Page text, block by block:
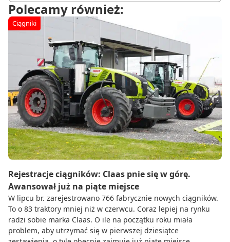
Polecamy również:
Ciągniki
Rejestracje ciągników: Claas pnie się w górę.
Awansował już na piąte miejsce
W lipcu br. zarejestrowano 766 fabrycznie nowych ciągników.
To o 83 traktory mniej niż w czerwcu. Coraz lepiej na rynku
radzi sobie marka Claas. O ile na początku roku miała
problem, aby utrzymać się w pierwszej dziesiątce